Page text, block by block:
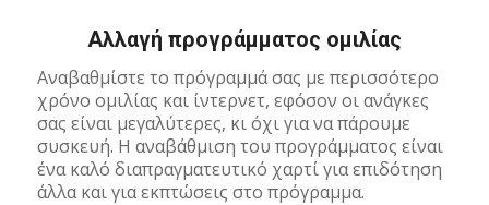
Αλλαγή προγράμματος ομιλίας
Αναβαθμίστε το πρόγραμμά σας με περισσότερο
χρόνο ομιλίας και ίντερνετ, εφόσον οι ανάγκες
σας είναι μεγαλύτερες, κι όχι για να πάρουμε
συσκευή. Η αναβάθμιση του προγράμματος είναι
ένα καλό διαπραγματευτικό χαρτί για επιδότηση
άλλα και για εκπτώσεις στο πρόγραμμα.